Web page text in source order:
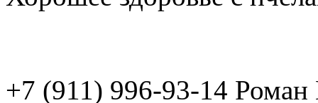
+7 (911) 996-93-14